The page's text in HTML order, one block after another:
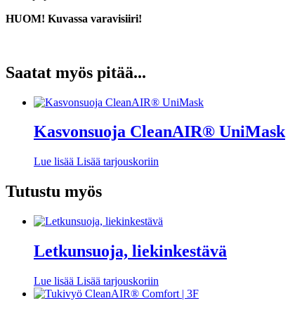
HUOM! Kuvassa varavisiiri!
Saatat myös pitää...
Kasvonsuoja CleanAIR® UniMask
Lue lisää Lisää tarjouskoriin
Tutustu myös
Letkunsuoja, liekinkestävä
Lue lisää Lisää tarjouskoriin